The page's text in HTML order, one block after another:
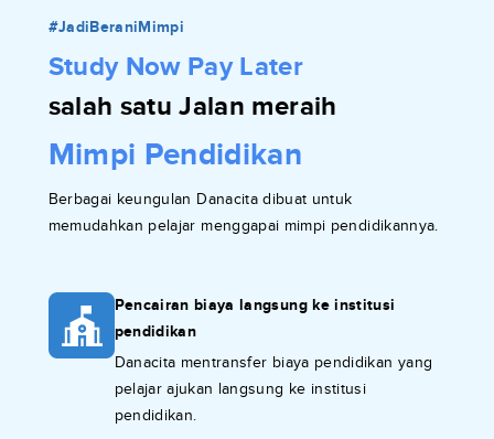
#JadiBeraniMimpi
Study Now Pay Later
salah satu Jalan meraih
Mimpi Pendidikan
Berbagai keungulan Danacita dibuat untuk
memudahkan pelajar menggapai mimpi pendidikannya.
Pencairan biaya langsung ke institusi
pendidikan
Danacita mentransfer biaya pendidikan yang
pelajar ajukan langsung ke institusi
pendidikan.